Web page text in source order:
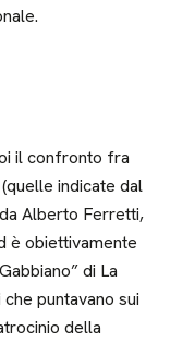
il confronto fra
indicate dal
Alberto Ferretti,
è obiettivamente
di La
puntavano sui
della